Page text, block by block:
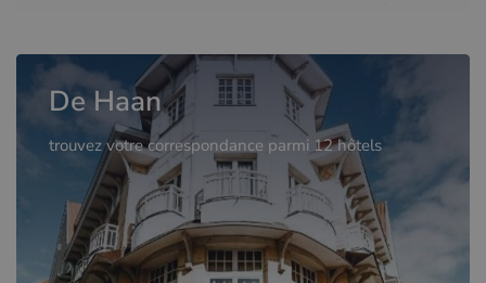
De Haan
trouvez votre correspondance parmi 12 hôtels